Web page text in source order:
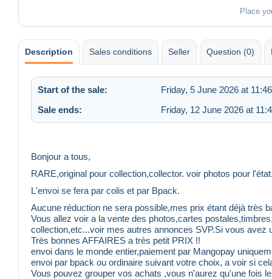
Place
Description Sales conditions Seller Question (0)
Start of the sale:
Friday, 5 June 2026 at 11:46
Sale ends:
Friday, 12 June 2026 at
Bonjour a tous,
RARE,original pour collection,collector. voir photos pour
L'envoi se fera par colis et par Bpack.
Aucune réduction ne sera possible,mes prix étant déjà très
Vous allez voir a la vente des photos,cartes
collection,etc...voir mes autres annonces SVP.Si vous
Très bonnes AFFAIRES a très petit PRIX !!
envoi dans le monde entier,paiement par Mangopay
envoi par bpack ou ordinaire suivant votre choix, a voir si
Vous pouvez grouper vos achats ,vous n'aurez qu'une fois